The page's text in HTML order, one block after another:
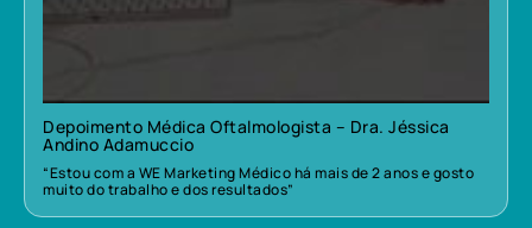
Depoimento Médica Oftalmologista – Dra. Jéssica
Andino Adamuccio
“Estou com a WE Marketing Médico há mais de 2 anos e gosto
muito do trabalho e dos resultados”